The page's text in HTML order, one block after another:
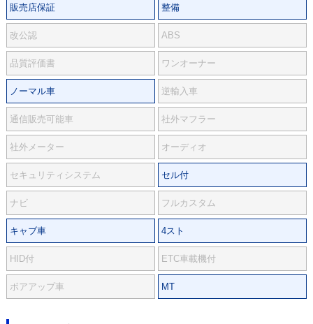
販売店保証 整備
改公認 ABS
品質評価書 ワンオーナー
ノーマル車 逆輸入車
通信販売可能車 社外マフラー
社外メーター オーディオ
セキュリティシステム セル付
ナビ フルカスタム
キャブ車 4スト
HID付 ETC車載機付
ボアアップ車 MT